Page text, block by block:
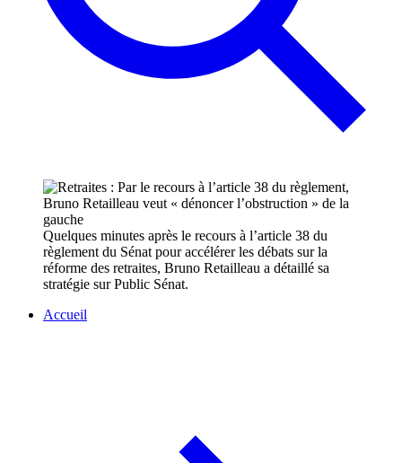
Quelques minutes après le recours à l’article 38 du
règlement du Sénat pour accélérer les débats sur la
réforme des retraites, Bruno Retailleau a détaillé sa
stratégie sur Public Sénat.
Accueil